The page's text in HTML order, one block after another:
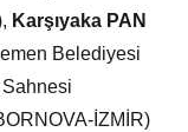
Karşıyaka PAN
Belediyesi
İZMİR)